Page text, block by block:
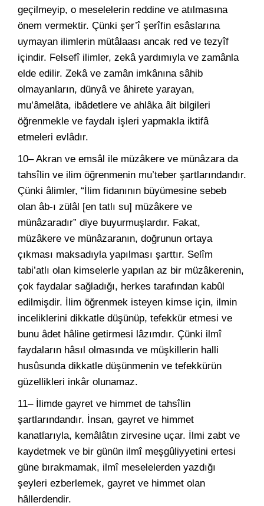
geçilmeyip, o meselelerin reddine ve atılmasına
önem vermektir. Çünki şer’î şerîfin esâslarına
uymayan ilimlerin mütâlaası ancak red ve tezyîf
içindir. Felsefî ilimler, zekâ yardımıyla ve zamânla
elde edilir. Zekâ ve zamân imkânına sâhib
olmayanların, dünyâ ve âhirete yarayan,
mu’âmelâta, ibâdetlere ve ahlâka âit bilgileri
öğrenmekle ve faydalı işleri yapmakla iktifâ
etmeleri evlâdır.
10– Akran ve emsâl ile müzâkere ve münâzara da
tahsîlin ve ilim öğrenmenin mu’teber şartlarındandır.
Çünki âlimler, “İlim fidanının büyümesine sebeb
olan âb-ı zülâl [en tatlı su] müzâkere ve
münâzaradır” diye buyurmuşlardır. Fakat,
müzâkere ve münâzaranın, doğrunun ortaya
çıkması maksadıyla yapılması şarttır. Selîm
tabi’atlı olan kimselerle yapılan az bir müzâkerenin,
çok faydalar sağladığı, herkes tarafından kabûl
edilmişdir. İlim öğrenmek isteyen kimse için, ilmin
inceliklerini dikkatle düşünüp, tefekkür etmesi ve
bunu âdet hâline getirmesi lâzımdır. Çünki ilmî
faydaların hâsıl olmasında ve müşkillerin halli
husûsunda dikkatle düşünmenin ve tefekkürün
güzellikleri inkâr olunamaz.
11– İlimde gayret ve himmet de tahsîlin
şartlarındandır. İnsan, gayret ve himmet
kanatlarıyla, kemâlâtın zirvesine uçar. İlmi zabt ve
kaydetmek ve bir günün ilmî meşgûliyyetini ertesi
güne bırakmamak, ilmî meselelerden yazdığı
şeyleri ezberlemek, gayret ve himmet olan
hâllerdendir.